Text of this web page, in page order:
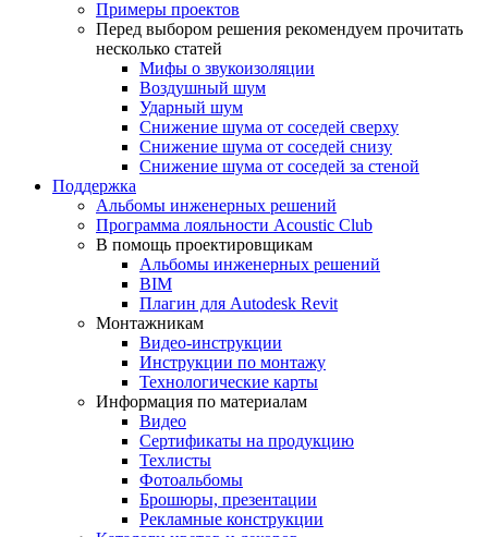
Примеры проектов
Перед выбором решения рекомендуем прочитать
несколько статей
Мифы о звукоизоляции
Воздушный шум
Ударный шум
Снижение шума от соседей сверху
Снижение шума от соседей снизу
Снижение шума от соседей за стеной
Поддержка
Альбомы инженерных решений
Программа лояльности Acoustic Club
В помощь проектировщикам
Альбомы инженерных решений
BIM
Плагин для Autodesk Revit
Монтажникам
Видео-инструкции
Инструкции по монтажу
Технологические карты
Информация по материалам
Видео
Сертификаты на продукцию
Техлисты
Фотоальбомы
Брошюры, презентации
Рекламные конструкции